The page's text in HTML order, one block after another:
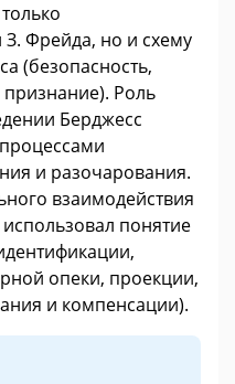
З. Фрейда, но и схему
(безопасность,
Роль
Берджесс
и разочарования.
взаимодействия
понятие
опеки, проекции,
и компенсации).